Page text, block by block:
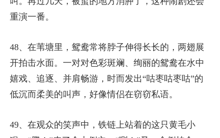
重演一番。
48、在苇塘里，鸳鸯常将脖子伸得长长的，两翅展
开拍击水面。一对对色彩斑斓、绚丽的鸳鸯在水中
嬉戏、追逐、并肩畅游，时而发出“咕枣咕枣咕”的
低沉而柔美的叫声，好像情侣在窃窃私语。
49、在观众的笑声中，铁链上站着的这只黄毛小